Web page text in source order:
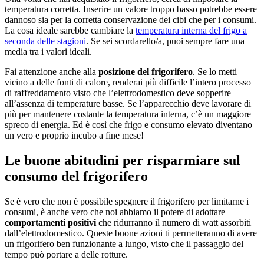
temperatura corretta. Inserire un valore troppo basso potrebbe essere
dannoso sia per la corretta conservazione dei cibi che per i consumi.
La cosa ideale sarebbe cambiare la temperatura interna del frigo a
seconda delle stagioni. Se sei scordarello/a, puoi sempre fare una
media tra i valori ideali.
Fai attenzione anche alla posizione del frigorifero. Se lo metti
vicino a delle fonti di calore, renderai più difficile l’intero processo
di raffreddamento visto che l’elettrodomestico deve sopperire
all’assenza di temperature basse. Se l’apparecchio deve lavorare di
più per mantenere costante la temperatura interna, c’è un maggiore
spreco di energia. Ed è così che frigo e consumo elevato diventano
un vero e proprio incubo a fine mese!
Le buone abitudini per risparmiare sul
consumo del frigorifero
Se è vero che non è possibile spegnere il frigorifero per limitarne i
consumi, è anche vero che noi abbiamo il potere di adottare
comportamenti positivi che ridurranno il numero di watt assorbiti
dall’elettrodomestico. Queste buone azioni ti permetteranno di avere
un frigorifero ben funzionante a lungo, visto che il passaggio del
tempo può portare a delle rotture.